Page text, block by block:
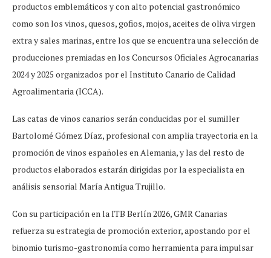
productos emblemáticos y con alto potencial gastronómico
como son los vinos, quesos, gofios, mojos, aceites de oliva virgen
extra y sales marinas, entre los que se encuentra una selección de
producciones premiadas en los Concursos Oficiales Agrocanarias
2024 y 2025 organizados por el Instituto Canario de Calidad
Agroalimentaria (ICCA).
Las catas de vinos canarios serán conducidas por el sumiller
Bartolomé Gómez Díaz, profesional con amplia trayectoria en la
promoción de vinos españoles en Alemania, y las del resto de
productos elaborados estarán dirigidas por la especialista en
análisis sensorial María Antigua Trujillo.
Con su participación en la ITB Berlín 2026, GMR Canarias
refuerza su estrategia de promoción exterior, apostando por el
binomio turismo-gastronomía como herramienta para impulsar